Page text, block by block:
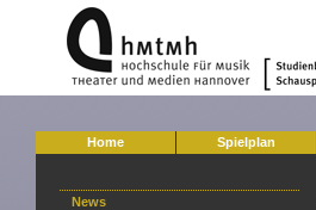
Home Spielplan
News